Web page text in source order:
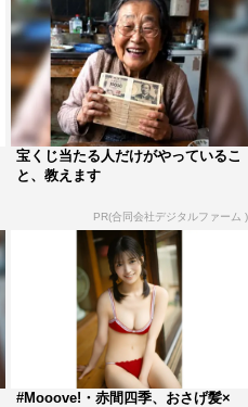
宝くじ当たる人だけがやっているこ
と、教えます
PR(合同会社デジタルファーム )
#Mooove!・赤間四季、おさげ髪×